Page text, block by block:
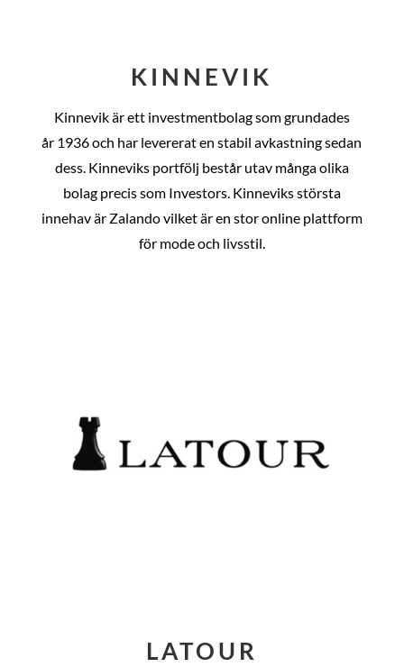
KINNEVIK
Kinnevik är ett investmentbolag som grundades
år 1936 och har levererat en stabil avkastning sedan
dess. Kinneviks portfölj består utav många olika
bolag precis som Investors. Kinneviks största
innehav är Zalando vilket är en stor online plattform
för mode och livsstil.
LATOUR